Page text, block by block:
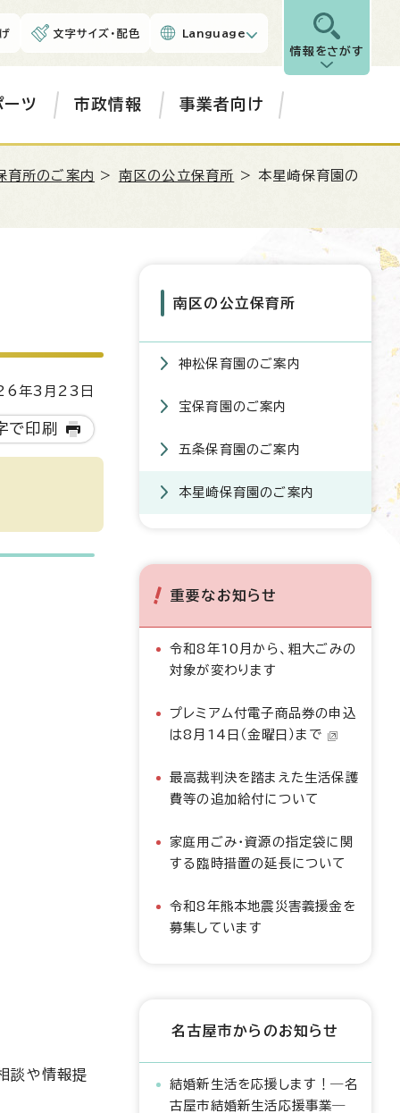
文字サイズ・配色 Language
情報をさがす
ーツ 市政情報 事業者向け
育所のご案内 > 南区の公立保育所 > 本星崎保育園の
年3月23日
で印刷
談や情報提
南区の公立保育所
神松保育園のご案内
宝保育園のご案内
五条保育園のご案内
本星崎保育園のご案内
重要なお知らせ
令和8年10月から、粗大ごみの
対象が変わります
プレミアム付電子商品券の申込
は8月14日（金曜日）まで
最高裁判決を踏まえた生活保護
費等の追加給付について
家庭用ごみ・資源の指定袋に関
する臨時措置の延長について
令和8年熊本地震災害義援金を
募集しています
名古屋市からのお知らせ
結婚新生活を応援します！―名
古屋市結婚新生活応援事業―